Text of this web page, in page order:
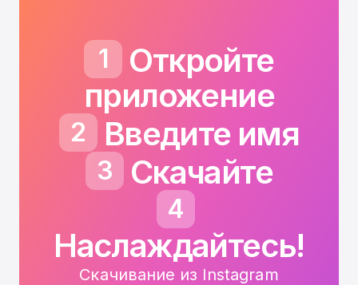
1
Откройте
приложение
2 Введите имя
3 Скачайте
4
Наслаждайтесь!
Скачивание из Instagram